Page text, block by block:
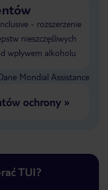
- rozszerzenie
nieszczęśliwych
wpływem alkoholu
Mondial Assistance
ochrony»
TUI?